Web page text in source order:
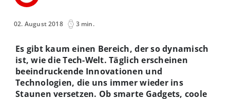
02. August 2018 3 min.
Es gibt kaum einen Bereich, der so dynamisch
ist, wie die Tech-Welt. Täglich erscheinen
beeindruckende Innovationen und
Technologien, die uns immer wieder ins
Staunen versetzen. Ob smarte Gadgets, coole